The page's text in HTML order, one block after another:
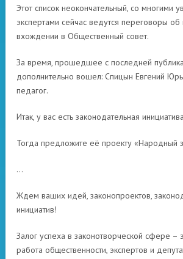
Этот список неокончательный, со многими
экспертами сейчас ведутся переговоры
вхождении в Общественный совет.
За время, прошедшее с последней
дополнительно вошел: Спицын Евгений
педагог.
Итак, у вас есть законодательная
Тогда предложите её проекту «Народный
…
Ждем ваших идей, законопроектов,
инициатив!
Залог успеха в законотворческой сфере –
работа общественности, экспертов и